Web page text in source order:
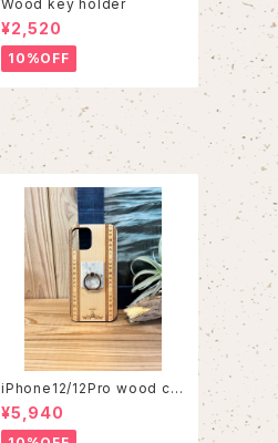
Wood key holder
¥2,520
10%OFF
iPhone12/12Pro wood ca
se
¥5,940